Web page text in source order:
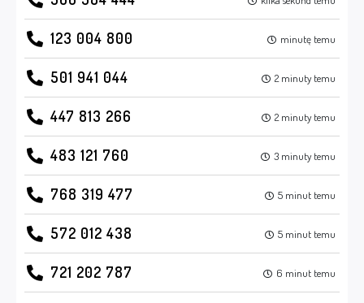
123 004 800 minutę temu
501 941 044 2 minuty temu
447 813 266 2 minuty temu
483 121 760 3 minuty temu
768 319 477 5 minut temu
572 012 438 5 minut temu
721 202 787 6 minut temu